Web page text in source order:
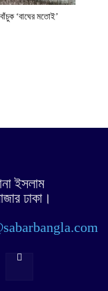
‘বাঘের মতোই’
ইসলাম
ঢাকা।